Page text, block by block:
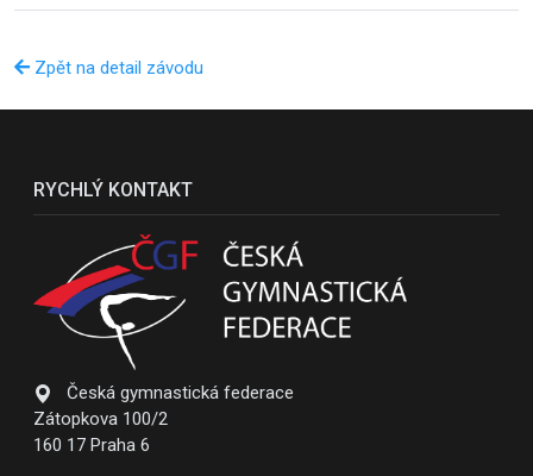
Zpět na detail závodu
RYCHLÝ KONTAKT
Česká gymnastická federace
Zátopkova 100/2
160 17 Praha 6